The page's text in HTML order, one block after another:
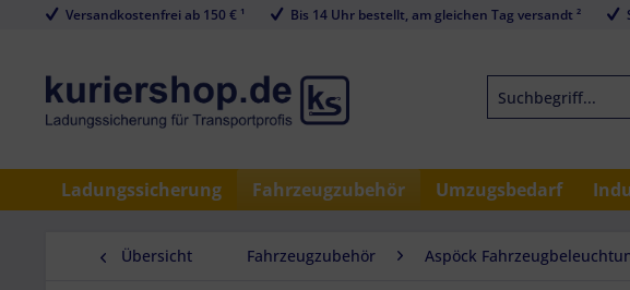
Versandkostenfrei ab 150 € ¹ Bis 14 Uhr bestellt, am gleichen Tag versandt ²
Ladungssicherung Fahrzeugzubehör Umzugsbedarf
Übersicht Fahrzeugzubehör Aspöck